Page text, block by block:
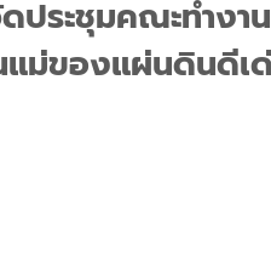
ประชุมคณะทำง
ม่ของแผ่นดินดีเ